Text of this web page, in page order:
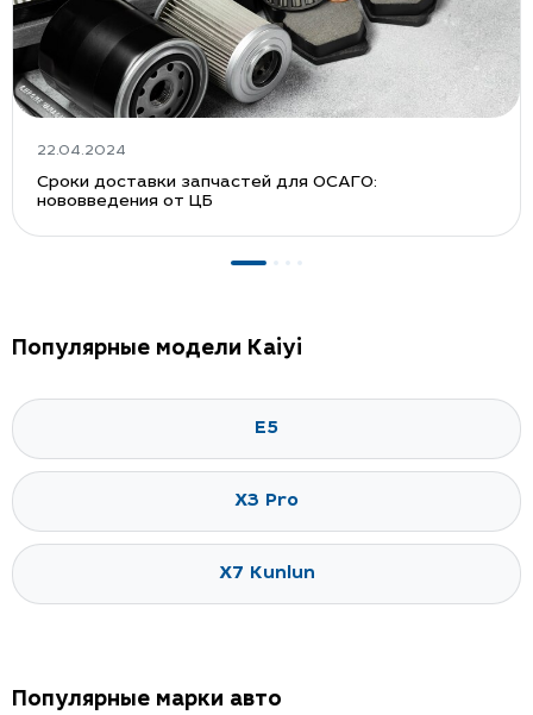
22.04.2024
Сроки доставки запчастей для ОСАГО:
нововведения от ЦБ
Популярные модели Kaiyi
E5
X3 Pro
X7 Kunlun
Популярные марки авто